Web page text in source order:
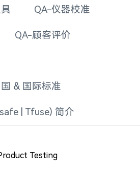
QA-仪器校准
QA-顾客评价
& 国际标准
| Tfuse) 简介
Testing